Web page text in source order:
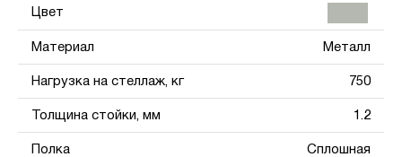
Цвет
Материал Металл
Нагрузка на стеллаж, кг 750
Толщина стойки, мм 1.2
Полка Сплошная